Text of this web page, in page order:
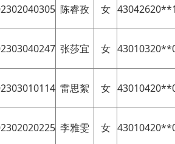
陈睿孜 女
张莎宜 女
雷思絮 女
李雅雯 女